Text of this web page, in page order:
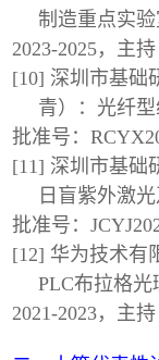
制造重点实验
2023-2025，主持
[10] 深圳市基础
青）：光纤
批准号：
[11] 深圳市基础
日盲紫外激
批准号：
[12] 华为技术有
PLC布拉格光
2021-2023，主持